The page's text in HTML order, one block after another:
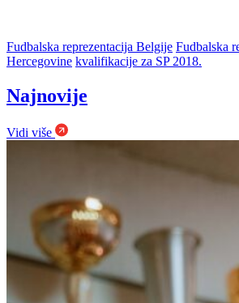
Fudbalska reprezentacija Belgije Fudbalska
Hercegovine kvalifikacije za SP 2018.
Najnovije
Vidi više